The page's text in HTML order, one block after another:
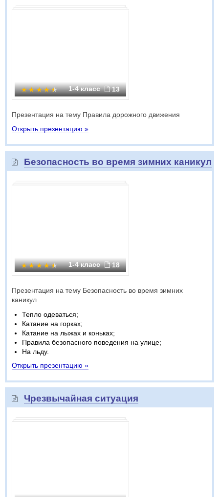
1-4 класс 13
Презентация на тему Правила дорожного движения
Открыть презентацию »
Безопасность во время зимних каникул
1-4 класс 18
Презентация на тему Безопасность во время зимних
каникул
Тепло одеваться;
Катание на горках;
Катание на лыжах и коньках;
Правила безопасного поведения на улице;
На льду.
Открыть презентацию »
Чрезвычайная ситуация